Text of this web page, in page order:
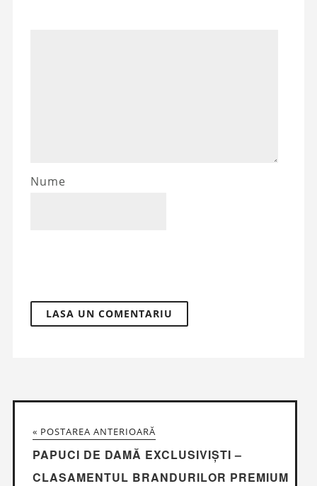
Nume
« POSTAREA ANTERIOARĂ
PAPUCI DE DAMĂ EXCLUSIVIȘTI –
CLASAMENTUL BRANDURILOR PREMIUM